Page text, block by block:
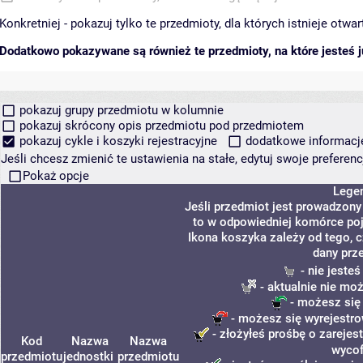
Konkretniej - pokazuj tylko te przedmioty, dla których istnieje
Dodatkowo pokazywane są również te przedmioty, na które jesteś
pokazuj grupy przedmiotu w kolumnie
pokazuj skrócony opis przedmiotu pod przedmiotem
pokazuj cykle i koszyki rejestracyjne
dodatkowe
Jeśli chcesz zmienić te ustawienia na stałe, edytuj swoje
Pokaż opcje
Kod
przedmiotu
Nazwa
jednostki
Nazwa
przedmiotu
Jeśli przedmiot jest
to w odpowiedniej komórce
Ikona koszyka zależy od tego,
dany
- nie
- aktualnie nie
- możesz się
- możesz się
- złożyłeś prośbę o